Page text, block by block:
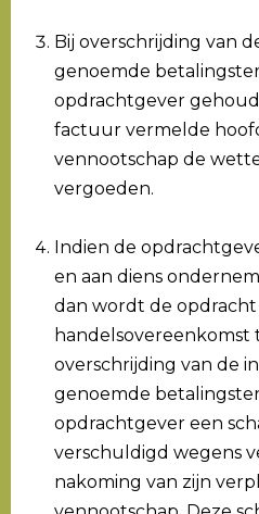
Bij overschrijding van
genoemde
opdrachtgever
factuur vermelde
vennootschap de
vergoeden.
Indien de
en aan diens
dan wordt de
handelsovereenkomst
overschrijding van de
genoemde
opdrachtgever een
verschuldigd wegens
nakoming van zijn